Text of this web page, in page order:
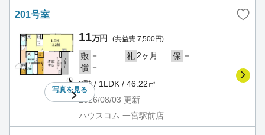
201号室
写真を見る
11万円 (共益費 7,500円)
敷 － 礼2ヶ月 保 －
償 －
2階 / 1LDK / 46.22㎡
2026/08/03 更新
ハウスコム 一宮駅前店